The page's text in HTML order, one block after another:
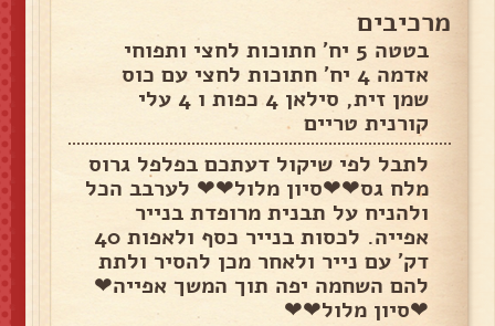
מרכיבים
בטטה 5 יח' חתוכות לחצי ותפוחי
אדמה 4 יח' חתוכות לחצי עם כוס
שמן זית, סילאן 4 כפות ו 4 עלי
קורנית טריים
לתבל לפי שיקול דעתכם בפלפל גרוס
מלח גס❤❤סיון מלול❤❤ לערבב הכל
ולהניח על תבנית מרופדת בנייר
אפייה. לכסות בנייר כסף ולאפות 40
דק' עם נייר ולאחר מכן להסיר ולתת
להם השחמה יפה תוך המשך אפייה❤
❤סיון מלול❤❤